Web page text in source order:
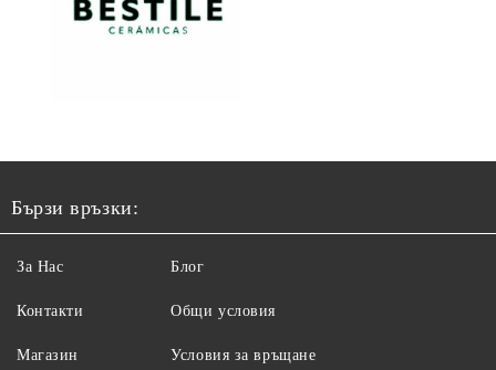
Бързи връзки:
За Нас
Контакти
Магазин
Блог
Общи условия
Условия за връщане